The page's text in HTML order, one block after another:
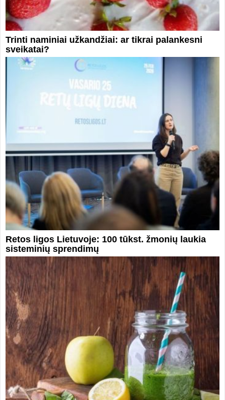
Trinti naminiai užkandžiai: ar tikrai palankesni
sveikatai?
Retos ligos Lietuvoje: 100 tūkst. žmonių laukia
sisteminių sprendimų